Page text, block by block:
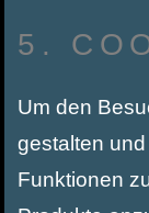
5.
Um den
gestalten
Funktionen